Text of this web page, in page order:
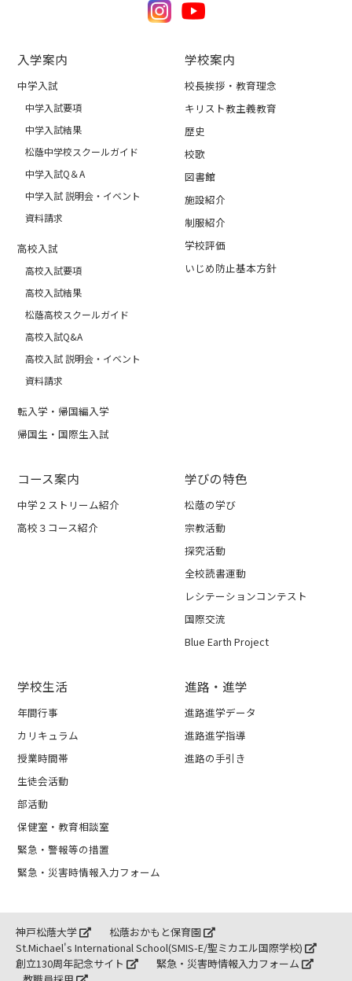
入学案内
中学入試
中学入試要項
中学入試結果
松蔭中学校スクールガイド
中学入試Q＆A
中学入試 説明会・イベント
資料請求
高校入試
高校入試要項
高校入試結果
松蔭高校スクールガイド
高校入試Q&A
高校入試 説明会・イベント
資料請求
転入学・帰国編入学
帰国生・国際生入試
学校案内
校長挨拶・教育理念
キリスト教主義教育
歴史
校歌
図書館
施設紹介
制服紹介
学校評価
いじめ防止基本方針
コース案内
中学２ストリーム紹介
高校３コース紹介
学びの特色
松蔭の学び
宗教活動
探究活動
全校読書運動
レシテーションコンテスト
国際交流
Blue Earth Project
学校生活
年間行事
カリキュラム
授業時間帯
生徒会活動
部活動
保健室・教育相談室
緊急・警報等の措置
緊急・災害時情報入力フォーム
進路・進学
進路進学データ
進路進学指導
進路の手引き
神戸松蔭大学
松蔭おかもと保育園
St.Michael's International School(SMIS-E/聖ミカエル国際学校)
創立130周年記念サイト
緊急・災害時情報入力フォーム